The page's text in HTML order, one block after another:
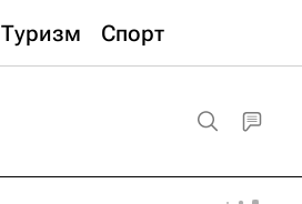
Туризм Спорт